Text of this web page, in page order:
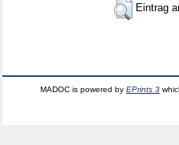
Eintrag
MADOC is powered byEPrints 3